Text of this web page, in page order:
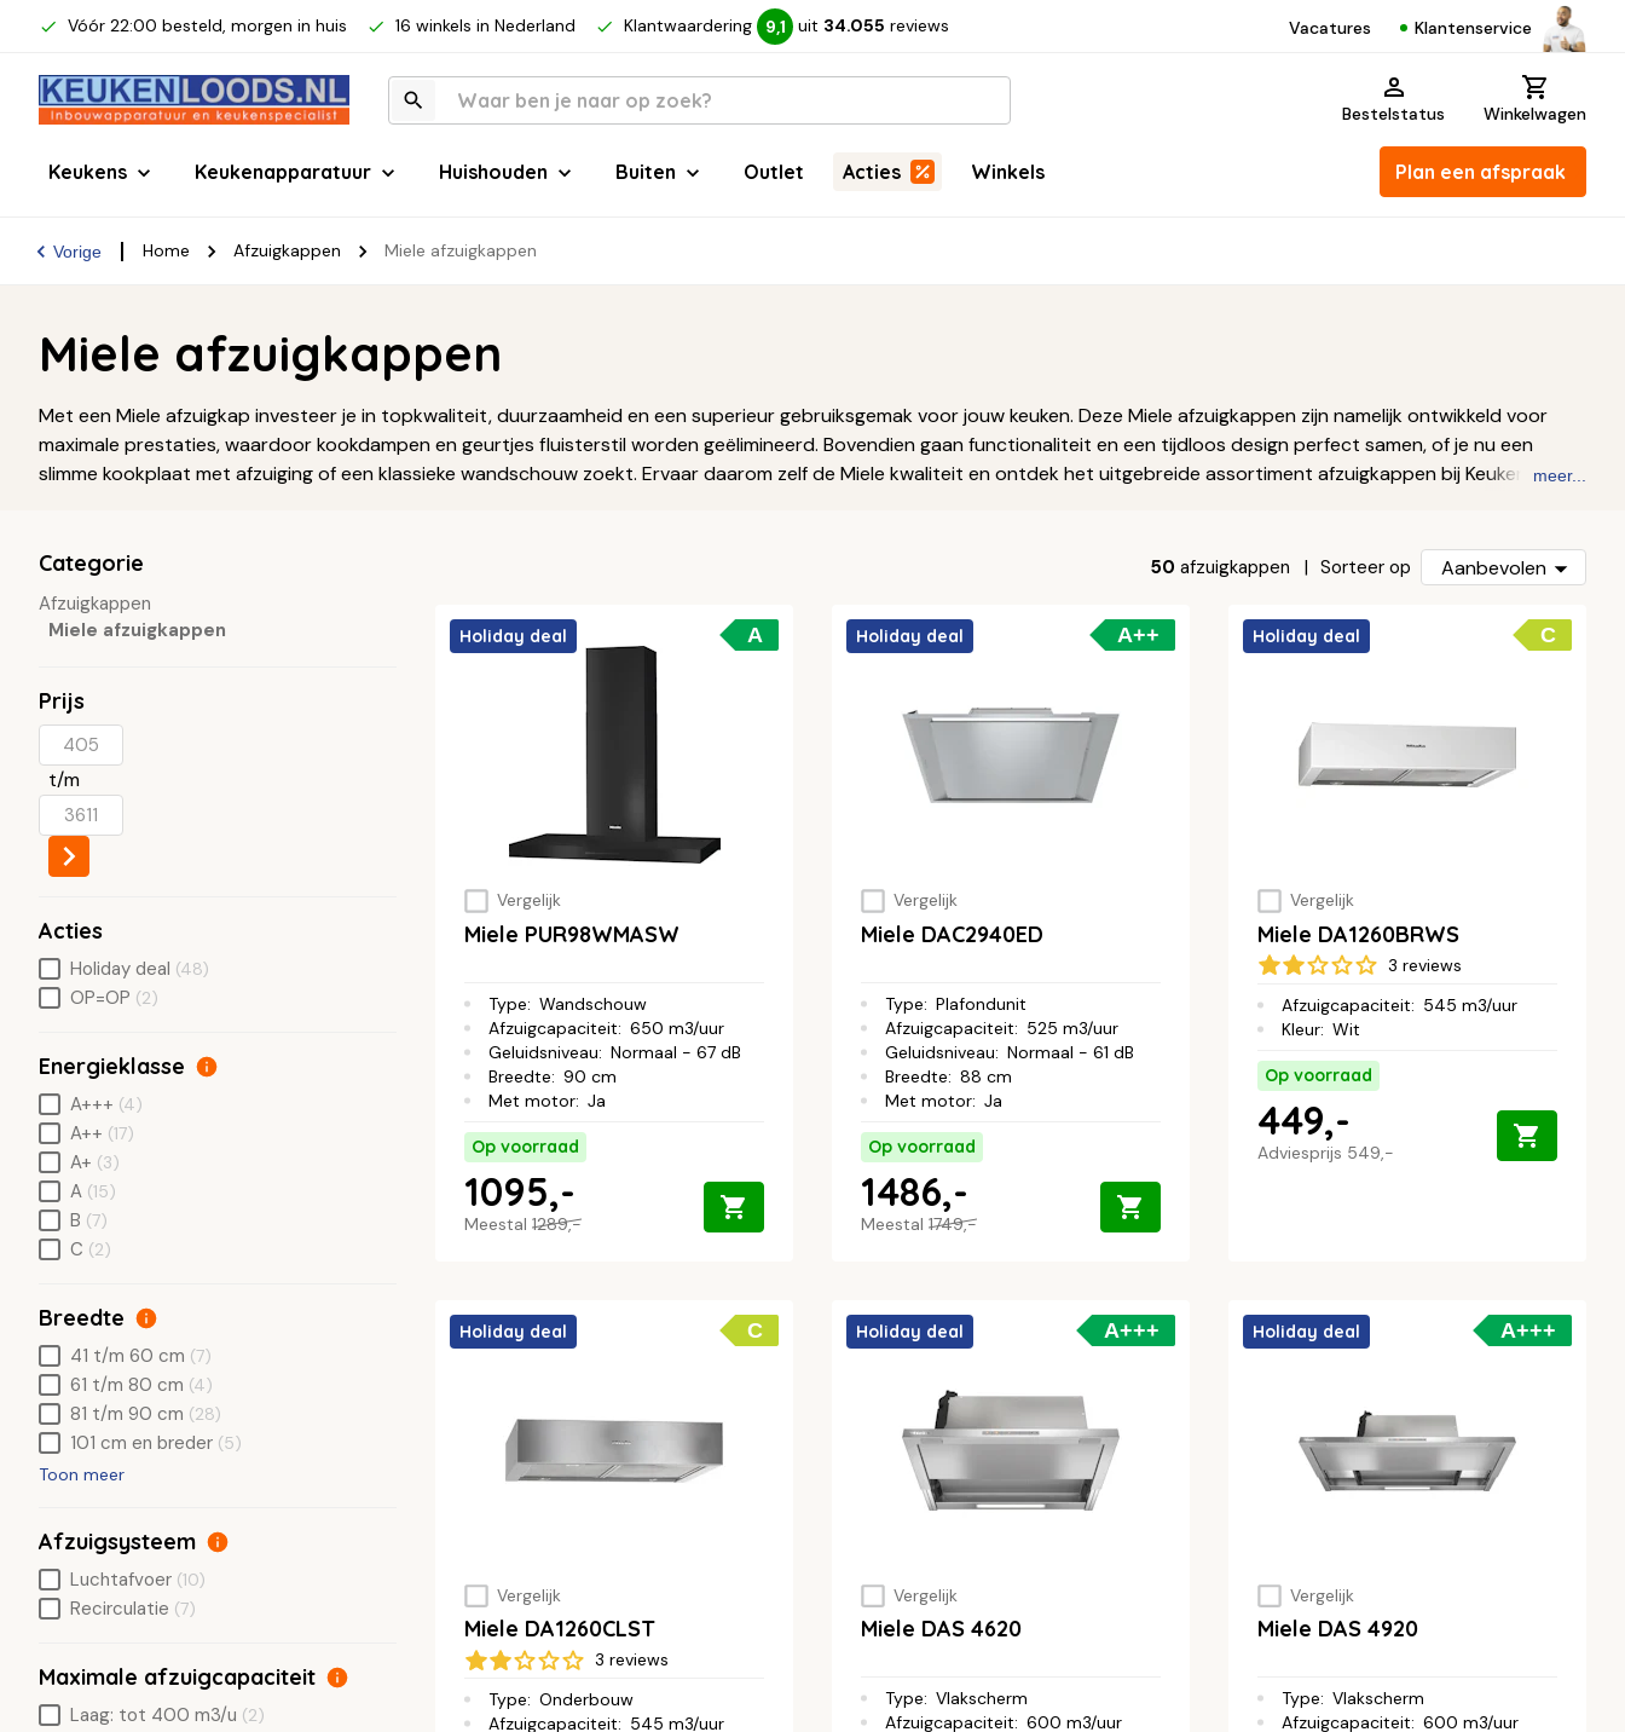
Vóór 22:00 besteld, morgen in huis 16 winkels in Nederland Klantwaardering 9,1 uit 34.055 reviews Vacatures Klantenservice
Bestelstatus Winkelwagen
Keukens Keukenapparatuur Huishouden Buiten Outlet Acties Winkels Plan een afspraak
Vorige Home Afzuigkappen Miele afzuigkappen
Miele afzuigkappen
Met een Miele afzuigkap investeer je in topkwaliteit, duurzaamheid en een superieur gebruiksgemak voor jouw keuken. Deze Miele afzuigkappen zijn namelijk ontwikkeld voor
maximale prestaties, waardoor kookdampen en geurtjes fluisterstil worden geëlimineerd. Bovendien gaan functionaliteit en een tijdloos design perfect samen, of je nu een
slimme kookplaat met afzuiging of een klassieke wandschouw zoekt. Ervaar daarom zelf de Miele kwaliteit en ontdek het uitgebreide assortiment afzuigkappen bij Keukenloods.
meer...
50 afzuigkappen Sorteer op Aanbevolen
A
Holiday deal
Vergelijk
Miele PUR98WMASW
Type: Wandschouw
Afzuigcapaciteit: 650 m3/uur
Geluidsniveau: Normaal - 67 dB
Breedte: 90 cm
Met motor: Ja
Op voorraad
Meestal 1289,-
1095,-
A++
Holiday deal
Vergelijk
Miele DAC2940ED
Type: Plafondunit
Afzuigcapaciteit: 525 m3/uur
Geluidsniveau: Normaal - 61 dB
Breedte: 88 cm
Met motor: Ja
Op voorraad
Meestal 1749,-
1486,-
C
Holiday deal
Vergelijk
Miele DA1260BRWS
3 reviews
Afzuigcapaciteit: 545 m3/uur
Kleur: Wit
Op voorraad
Adviesprijs 549,-
449,-
C
Holiday deal
Vergelijk
Miele DA1260CLST
3 reviews
Type: Onderbouw
Afzuigcapaciteit: 545 m3/uur
A+++
Holiday deal
Vergelijk
Miele DAS 4620
Type: Vlakscherm
Afzuigcapaciteit: 600 m3/uur
A+++
Holiday deal
Vergelijk
Miele DAS 4920
Type: Vlakscherm
Afzuigcapaciteit: 600 m3/uur
Categorie
Afzuigkappen
Miele afzuigkappen
Prijs
t/m
Acties
Holiday deal (48)
OP=OP (2)
Energieklasse
A+++ (4)
A++ (17)
A+ (3)
A (15)
B (7)
C (2)
Breedte
41 t/m 60 cm (7)
61 t/m 80 cm (4)
81 t/m 90 cm (28)
101 cm en breder (5)
Toon meer
Afzuigsysteem
Luchtafvoer (10)
Recirculatie (7)
Maximale afzuigcapaciteit
Laag: tot 400 m3/u (2)